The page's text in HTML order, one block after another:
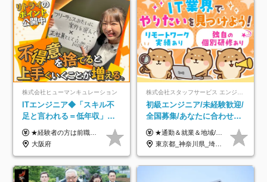
株式会社ヒューマンキュレーション
ITエンジニア◆「スキル不
足と言われる＝低年収」で
はない！｜ 不安を克服し、
年収アップした社員の実例
★経験者の方は前職の年収以上を保証します ★案件単価を開示した上で80％以上を還元します 月給25万円以上＋賞与年2回 ※経験や能力を考慮の上で優遇します ※試用期間が3ヶ月(その間の給与・待遇・雇用形態に変更はありません) ※月給には月20時間分のみなし残業手当(5万円)を含みます(超過分は別途支給) ★残業平均は月10時間以下ですので、毎月10時間分程度はお得です！
大阪府
初級エンジニア/未経験歓迎/
全国募集/あなたに合わせた
オリジナル研修をご用
意/AI・IoT/残業平均8時間
★通勤＆就業＆地域/住宅＆役職手当あり ★残業代は全額支給 ★選べる給与制度あり！ ■東京・神奈川・千葉・埼玉勤務の場合 月給24.5万円～55万円＋諸手当 （残業代は全額支給） (20,000円の地域/住宅手当込み) ■愛知・京都・大阪・兵庫勤務の場合 月給24万円以上＋諸手当 （残業代は全額支給） (15,000円の地域/住宅手当込み) ■茨城・栃木・群馬・静岡・三重・滋賀・広島・福岡勤務の場合 月給23.5万円以上＋諸手当 （残業代は全額支給） (10,000円の地域/住宅手当込み) ■北海道・宮城・山梨・長野・岐阜・奈良・和歌山・岡山勤務の場合 月給23万円以上＋諸手当 （残業代は全額支給） (5,000円の地域/住宅手当込み) ■その他のエリア勤務の場合 月給22.5万円以上＋諸手当 （残業代は全額支給） ※経験や能力を考慮し、当社規定により優遇します 【昇給：年一回実施】 【選べる給与制度】 ★収入を重視する方に… 「変動型人事制度」の選択も可能（派遣先からの評価に応じて収入アップ！） ※年2回のタイミングで希望者と面談の上決定します。
東京都_神奈川県_埼玉県_千葉県_大阪府_愛知県_北海道_岩手県_宮城県_山形県_福島県_茨城県_栃木県_群馬県_山梨県_長野県_富山県_石川県_静岡県_岐阜県_三重県_兵庫県_京都府_滋賀県_奈良県_広島県_岡山県_山口県_愛媛県_福岡県_熊本県_長崎県